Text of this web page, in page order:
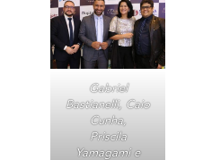
Gabriel
Bastianelli, Caio
Cunha,
Priscila
Yamagami e